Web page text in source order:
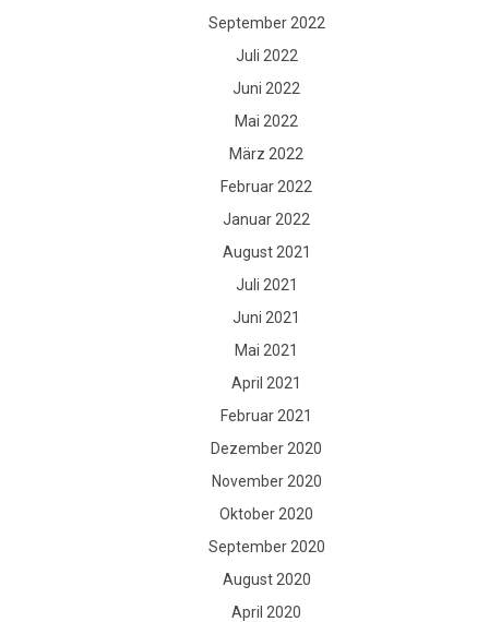
September 2022
Juli 2022
Juni 2022
Mai 2022
März 2022
Februar 2022
Januar 2022
August 2021
Juli 2021
Juni 2021
Mai 2021
April 2021
Februar 2021
Dezember 2020
November 2020
Oktober 2020
September 2020
August 2020
April 2020